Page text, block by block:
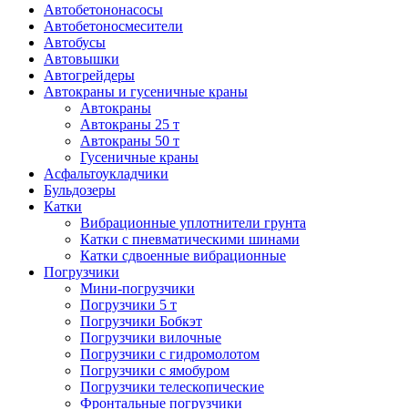
Автобетононасосы
Авто­бетоно­смесители
Автобусы
Автовышки
Автогрейдеры
Автокраны и гусеничные краны
Автокраны
Автокраны 25 т
Автокраны 50 т
Гусеничные краны
Асфальтоукладчики
Бульдозеры
Катки
Вибрационные уплотнители грунта
Катки с пневматическими шинами
Катки сдвоенные вибрационные
Погрузчики
Мини-погрузчики
Погрузчики 5 т
Погрузчики Бобкэт
Погрузчики вилочные
Погрузчики с гидромолотом
Погрузчики с ямобуром
Погрузчики телескопические
Фронтальные погрузчики